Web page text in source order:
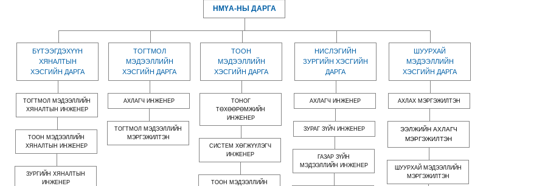
НМҮА-НЫ ДАРГА
БҮТЭЭГДЭХҮҮН
ХЯНАЛТЫН
ХЭСГИЙН ДАРГА
ТОГТМОЛ МЭДЭЭЛЛИЙН
ХЯНАЛТЫН ИНЖЕНЕР
ТООН МЭДЭЭЛЛИЙН
ХЯНАЛТЫН ИНЖЕНЕР
ЗУРГИЙН ХЯНАЛТЫН
ИНЖЕНЕР
ТОГТМОЛ
МЭДЭЭЛЛИЙН
ХЭСГИЙН ДАРГА
АХЛАГЧ ИНЖЕНЕР
ТОГТМОЛ МЭДЭЭЛЛИЙН
МЭРГЭЖИЛТЭН
ТООН
МЭДЭЭЛЛИЙН
ХЭСГИЙН ДАРГА
ТОНОГ
ТӨХӨӨРӨМЖИЙН
ИНЖЕНЕР
СИСТЕМ ХӨГЖҮҮЛЭГЧ
ИНЖЕНЕР
ТООН МЭДЭЭЛЛИЙН
НИСЛЭГИЙН
ЗУРГИЙН ХЭСГИЙН
ДАРГА
АХЛАГЧ ИНЖЕНЕР
ЗУРАГ ЗҮЙЧ ИНЖЕНЕР
ГАЗАР ЗҮЙН
МЭДЭЭЛЛИЙН ИНЖЕНЕР
ШУУРХАЙ
МЭДЭЭЛЛИЙН
ХЭСГИЙН ДАРГА
АХЛАХ МЭРГЭЖИЛТЭН
ЭЭЛЖИЙН АХЛАГЧ
МЭРГЭЖИЛТЭН
ШУУРХАЙ МЭДЭЭЛЛИЙН
МЭРГЭЖИЛТЭН